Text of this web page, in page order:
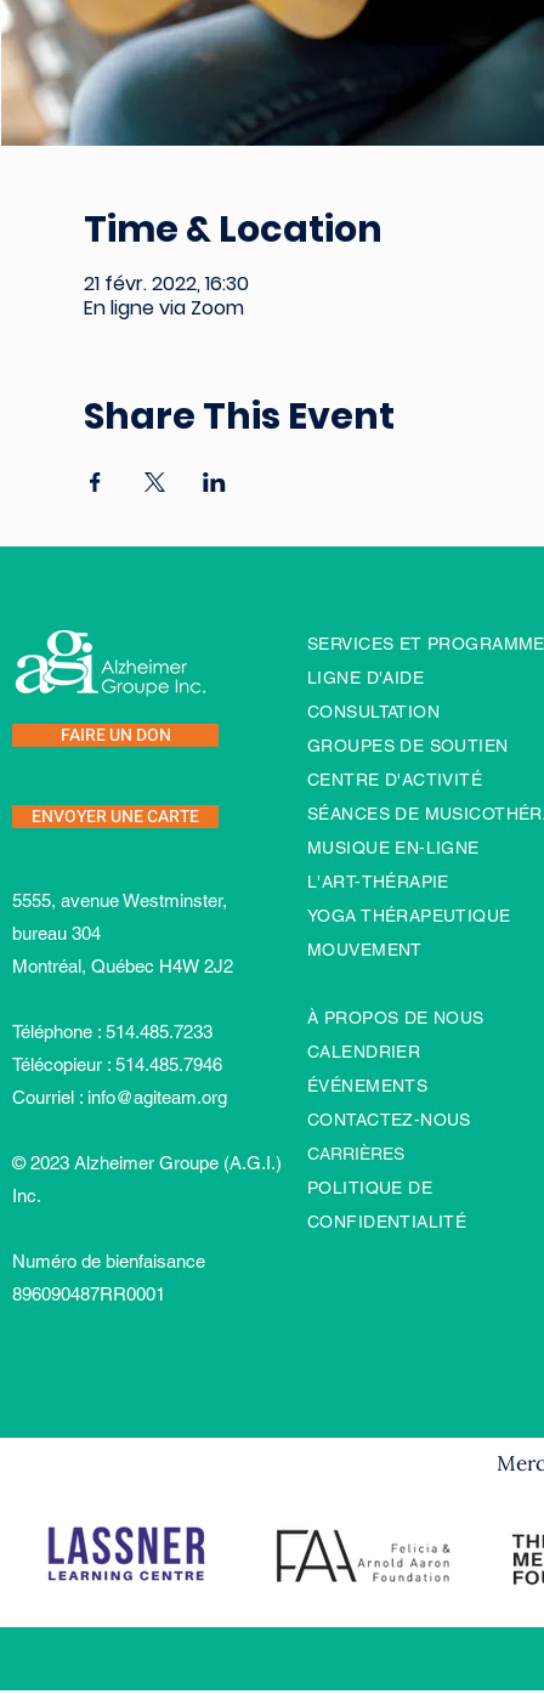
Time & Location
21 févr. 2022, 16:30
En ligne via Zoom
Share This Event
FAIRE UN DON
ENVOYER UNE CARTE
5555, avenue Westminster,
bureau 304
Montréal, Québec H4W 2J2
Téléphone : 514.485.7233
Télécopieur : 514.485.7946
Courriel : info@agiteam.org
© 2023 Alzheimer Groupe (A.G.I.)
Inc.
Numéro de bienfaisance
896090487RR0001
SERVICES ET
LIGNE D'AIDE
CONSULTATION
GROUPES DE SOUTIEN
CENTRE D'ACTIVITÉ
SÉANCES DE
MUSIQUE EN-LIGNE
L'ART-THÉRAPIE
YOGA THÉRAPEUTIQUE
MOUVEMENT
À PROPOS DE NOUS
CALENDRIER
ÉVÉNEMENTS
CONTACTEZ-NOUS
CARRIÈRES
POLITIQUE DE
CONFIDENTIALITÉ